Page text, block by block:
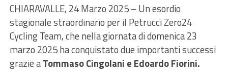
CHIARAVALLE, 24 Marzo 2025 – Un esordio
stagionale straordinario per il Petrucci Zero24
Cycling Team, che nella giornata di domenica 23
marzo 2025 ha conquistato due importanti successi
grazie aTommaso Cingolani e Edoardo Fiorini.